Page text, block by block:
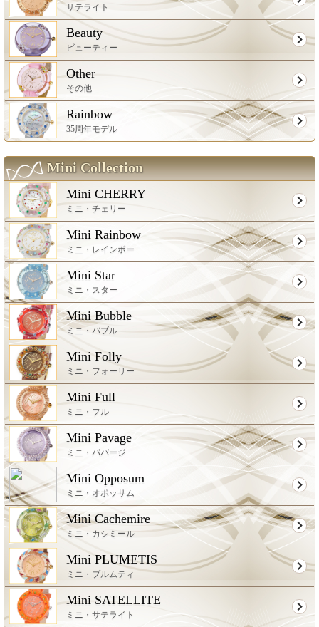
サテライト
Beauty
ビューティー
Other
その他
Rainbow
35周年モデル
Mini Collection
Mini CHERRY
ミニ・チェリー
Mini Rainbow
ミニ・レインボー
Mini Star
ミニ・スター
Mini Bubble
ミニ・バブル
Mini Folly
ミニ・フォーリー
Mini Full
ミニ・フル
Mini Pavage
ミニ・パバージ
Mini Opposum
ミニ・オポッサム
Mini Cachemire
ミニ・カシミール
Mini PLUMETIS
ミニ・プルムティ
Mini SATELLITE
ミニ・サテライト